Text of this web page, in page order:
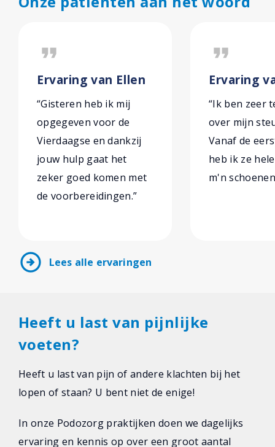
format_quote
Ervaring van Ellen
“Gisteren heb ik mij
opgegeven voor de
Vierdaagse en dankzij
jouw hulp gaat het
zeker goed komen met
de voorbereidingen.”
format_quote
Ervaring
“Ik ben zeer
over mijn
Vanaf de
heb ik ze
m'n
arrow_circle_right Lees alle ervaringen
Heeft u last van pijnlijke
voeten?
Heeft u last van pijn of andere klachten bij het
lopen of staan? U bent niet de enige!
In onze Podozorg praktijken doen we dagelijks
ervaring en kennis op over een groot aantal